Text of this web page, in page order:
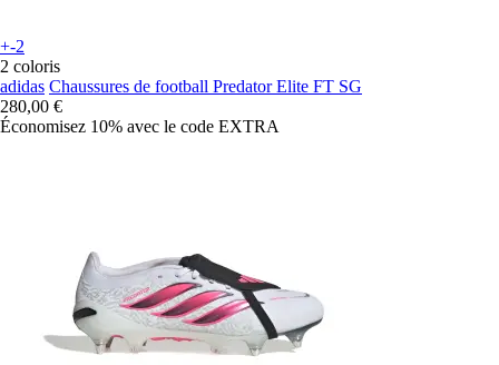
+-2
2 coloris
adidas Chaussures de football Predator Elite FT SG
280,00 €
Économisez 10% avec le code EXTRA